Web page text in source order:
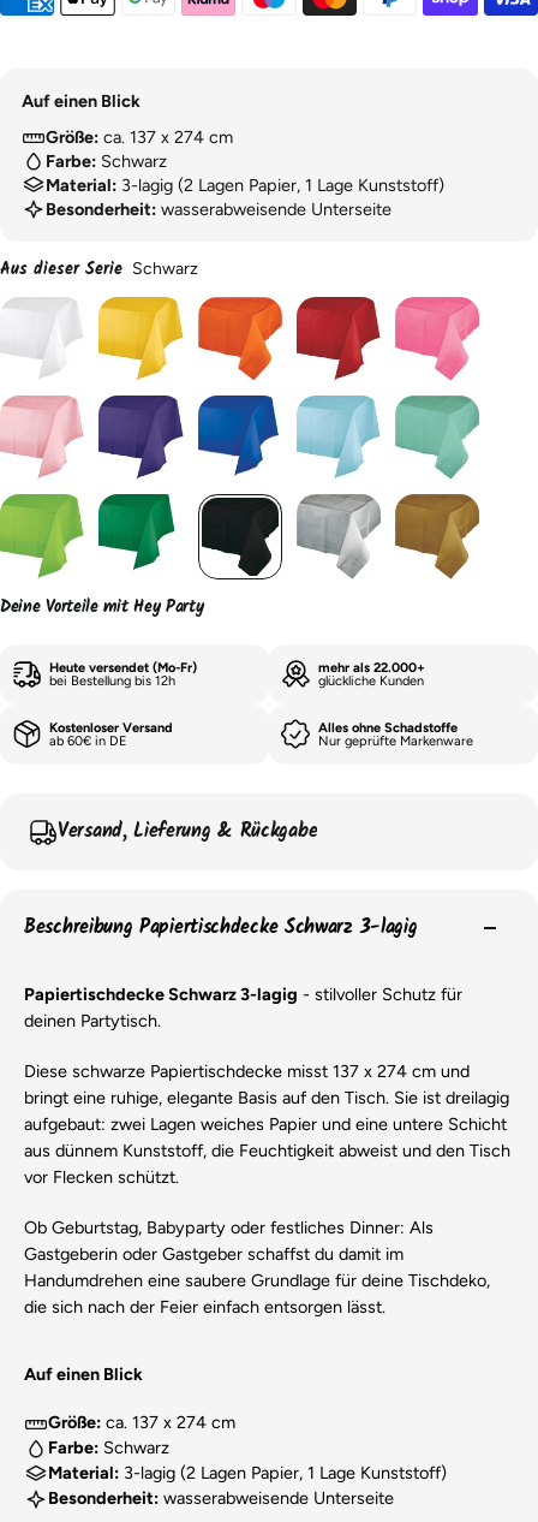
Auf einen Blick
Größe: ca. 137 x 274 cm
Farbe: Schwarz
Material: 3-lagig (2 Lagen Papier, 1 Lage Kunststoff)
Besonderheit: wasserabweisende Unterseite
Aus dieser Serie Schwarz
Deine Vorteile mit Hey Party
Heute versendet (Mo-Fr)
bei Bestellung bis 12h
mehr als 22.000+
glückliche Kunden
Kostenloser Versand
ab 60€ in DE
Alles ohne Schadstoffe
Nur geprüfte Markenware
Versand, Lieferung & Rückgabe
Beschreibung Papiertischdecke Schwarz 3-lagig
Papiertischdecke Schwarz 3-lagig - stilvoller Schutz für
deinen Partytisch.
Diese schwarze Papiertischdecke misst 137 x 274 cm und
bringt eine ruhige, elegante Basis auf den Tisch. Sie ist dreilagig
aufgebaut: zwei Lagen weiches Papier und eine untere Schicht
aus dünnem Kunststoff, die Feuchtigkeit abweist und den Tisch
vor Flecken schützt.
Ob Geburtstag, Babyparty oder festliches Dinner: Als
Gastgeberin oder Gastgeber schaffst du damit im
Handumdrehen eine saubere Grundlage für deine Tischdeko,
die sich nach der Feier einfach entsorgen lässt.
Auf einen Blick
Größe: ca. 137 x 274 cm
Farbe: Schwarz
Material: 3-lagig (2 Lagen Papier, 1 Lage Kunststoff)
Besonderheit: wasserabweisende Unterseite